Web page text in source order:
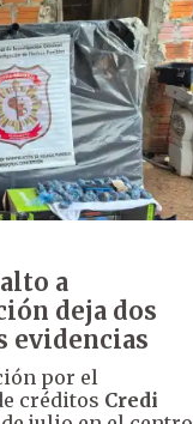
a
deja dos
evidencias
por el
créditos Credi